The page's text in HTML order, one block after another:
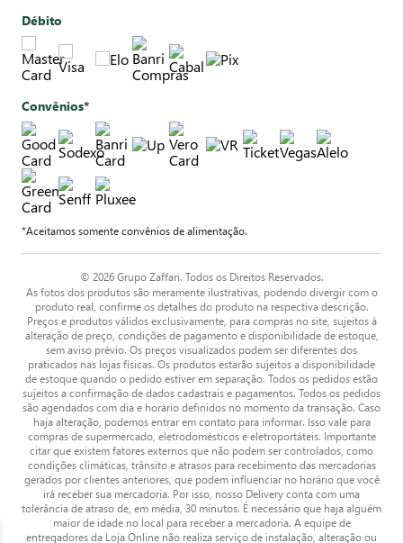
Débito
Convênios*
*Aceitamos somente convênios de alimentação.
© 2026 Grupo Zaffari. Todos os Direitos Reservados.
As fotos dos produtos são meramente ilustrativas, podendo divergir com o
produto real, confirme os detalhes do produto na respectiva descrição.
Preços e produtos válidos exclusivamente, para compras no site, sujeitos à
alteração de preço, condições de pagamento e disponibilidade de estoque,
sem aviso prévio. Os preços visualizados podem ser diferentes dos
praticados nas lojas físicas. Os produtos estarão sujeitos a disponibilidade
de estoque quando o pedido estiver em separação. Todos os pedidos estão
sujeitos a confirmação de dados cadastrais e pagamentos. Todos os pedidos
são agendados com dia e horário definidos no momento da transação. Caso
haja alteração, podemos entrar em contato para informar. Isso vale para
compras de supermercado, eletrodomésticos e eletroportáteis. Importante
citar que existem fatores externos que não podem ser controlados, como
condições climáticas, trânsito e atrasos para recebimento das mercadorias
gerados por clientes anteriores, que podem influenciar no horário que você
irá receber sua mercadoria. Por isso, nosso Delivery conta com uma
tolerância de atraso de, em média, 30 minutos. É necessário que haja alguém
maior de idade no local para receber a mercadoria. A equipe de
entregadores da Loja Online não realiza serviço de instalação, alteração ou